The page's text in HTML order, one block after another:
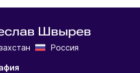
Швырев
Россия